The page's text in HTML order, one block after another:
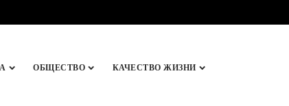
ОБЩЕСТВО КАЧЕСТВО ЖИЗНИ